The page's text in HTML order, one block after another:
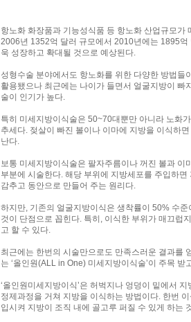
항노화 화장품과 기능성식품 등 항노화 산업규모
2006년 1352억 달러 규모에서 2010년에는 1895
욱 성장하고 확대될 것으로 예상된다.
성형수술 분야에서도 항노화를 위한 다양한 방법
활용됐으나 최근에는 나이가 들면서 얼굴지방이
술이 인기가 높다.
특히 미세지방이식술은 50~70대뿐만 아니라 노화
추세다. 젖살이 빠진 볼이나 이마에 지방을 이식하
난다.
보통 미세지방이식술은 팔자주름이나 꺼진 볼과 이
부분에 시술한다. 해당 부위에 지방세포를 주입하
감추고 동안으로 만들어 주는 원리다.
하지만, 기존의 얼굴지방이식은 생착률이 50% 수
것이 단점으로 꼽힌다. 특히, 이식한 부위가 매끄럽
고 할 수 있다.
최근에는 한번의 시술만으로도 만족스러운 결과를
는 ‘올인원(ALL in One) 미세지방이식술’이 주목 받
‘올인원미세지방이식’은 허벅지나 엉덩이 밑에서
정제과정을 거쳐 지방을 이식하는 방법이다. 한번
입시켜 지방이 조직 내에 골고루 퍼질 수 있게 하는